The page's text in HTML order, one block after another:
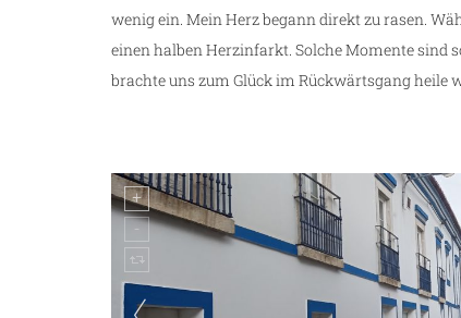
wenig ein. Mein Herz begann direkt zu rasen.
einen halben Herzinfarkt. Solche Momente sind
brachte uns zum Glück im Rückwärtsgang heile